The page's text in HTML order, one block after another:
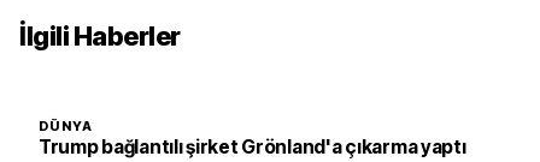
İlgili Haberler
DÜNYA
Trump bağlantılı şirket Grönland'a çıkarma yaptı